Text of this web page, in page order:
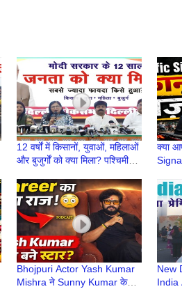
12 वर्षों में किसानों, युवाओं, महिलाओं
और बुजुर्गों को क्या मिला? पश्चिमी
क्या
Bhojpuri Actor Yash Kumar
Mishra ने Sunny Kumar के
New
India